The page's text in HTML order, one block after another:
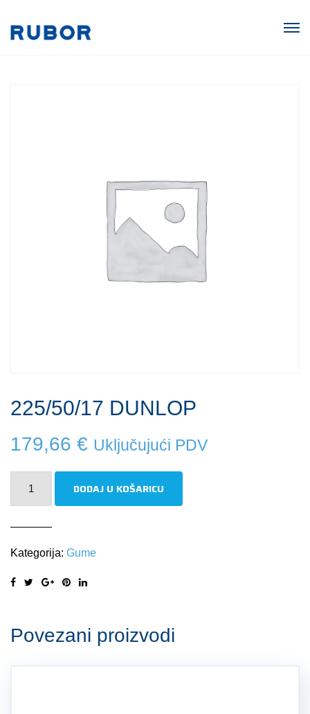
225/50/17 DUNLOP
179,66 € Uključujući PDV
DODAJ U KOŠARICU
Kategorija: Gume
Povezani proizvodi